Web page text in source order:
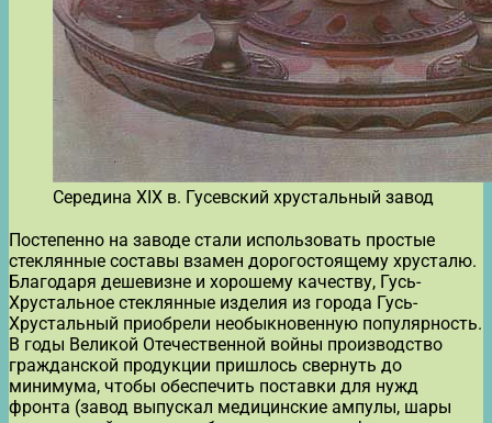
Середина XIX в. Гусевский хрустальный завод
Постепенно на заводе стали использовать простые
стеклянные составы взамен дорогостоящему хрусталю.
Благодаря дешевизне и хорошему качеству, Гусь-
Хрустальное стеклянные изделия из города Гусь-
Хрустальный приобрели необыкновенную популярность.
В годы Великой Отечественной войны производство
гражданской продукции пришлось свернуть до
минимума, чтобы обеспечить поставки для нужд
фронта (завод выпускал медицинские ампулы, шары